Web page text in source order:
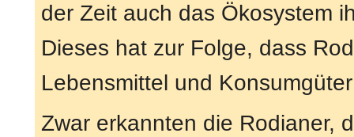
der Zeit auch das Ökosystem
Dieses hat zur Folge, dass
Lebensmittel und
Zwar erkannten die Rodianer,